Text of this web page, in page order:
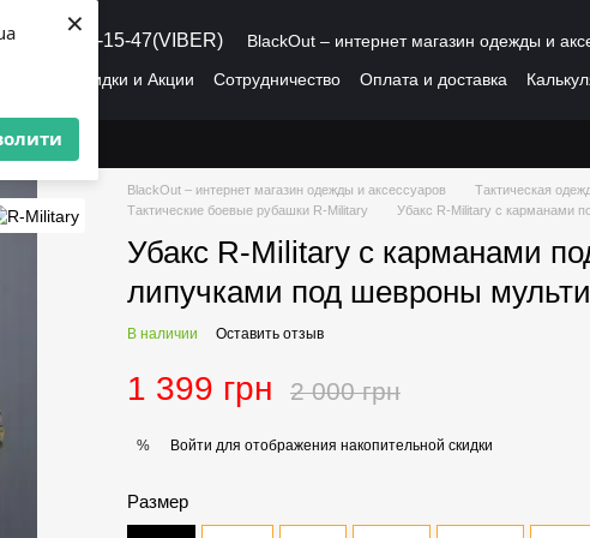
×
(095) 486-15-47(VIBER)
BlackOut – интернет магазин одежды и
Скидки и Акции Сотрудничество Оплата и доставка
BlackOut – интернет магазин одежды и аксессуаров Тактическая
Тактические боевые рубашки R-Military
Убакс R-Military с карманами
Убакс R-Military с карманами
липучками под шевроны
В наличии Оставить отзыв
1 399 грн 2 000 грн
% Войти для отображения накопительной скидки
Размер